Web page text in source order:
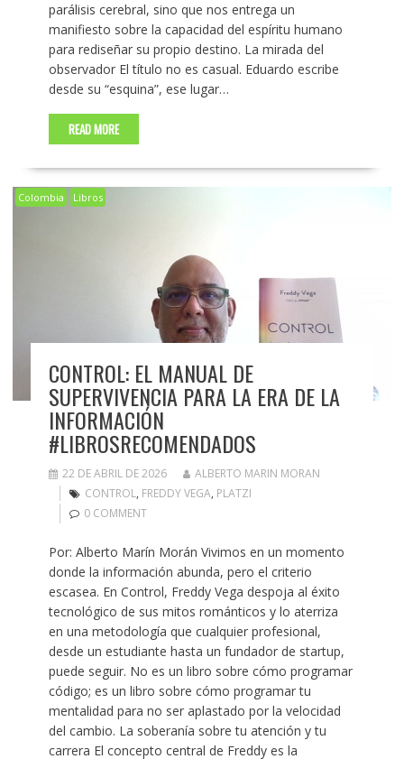
parálisis cerebral, sino que nos entrega un
manifiesto sobre la capacidad del espíritu humano
para rediseñar su propio destino. La mirada del
observador El título no es casual. Eduardo escribe
desde su “esquina”, ese lugar…
READ MORE
Colombia Libros
CONTROL: EL MANUAL DE
SUPERVIVENCIA PARA LA ERA DE LA
INFORMACIÓN
#LIBROSRECOMENDADOS
22 DE ABRIL DE 2026
ALBERTO MARIN MORAN
CONTROL, FREDDY VEGA, PLATZI
0 COMMENT
Por: Alberto Marín Morán Vivimos en un momento
donde la información abunda, pero el criterio
escasea. En Control, Freddy Vega despoja al éxito
tecnológico de sus mitos románticos y lo aterriza
en una metodología que cualquier profesional,
desde un estudiante hasta un fundador de startup,
puede seguir. No es un libro sobre cómo programar
código; es un libro sobre cómo programar tu
mentalidad para no ser aplastado por la velocidad
del cambio. La soberanía sobre tu atención y tu
carrera El concepto central de Freddy es la